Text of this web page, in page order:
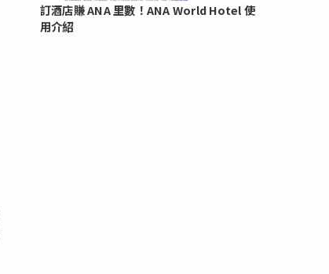
訂酒店賺 ANA 里數！ANA World Hotel 使
用介紹